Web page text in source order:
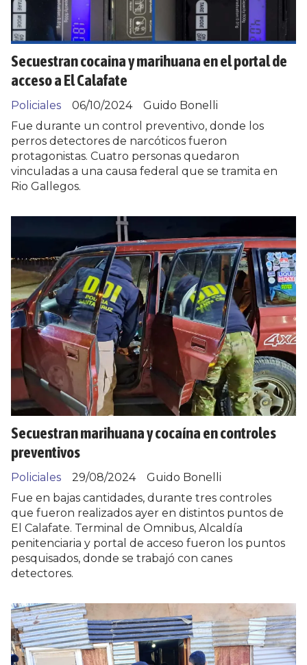
Secuestran cocaina y marihuana en el portal de
acceso a El Calafate
Guido Bonelli
Policiales
06/10/2024
Fue durante un control preventivo, donde los
perros detectores de narcóticos fueron
protagonistas. Cuatro personas quedaron
vinculadas a una causa federal que se tramita en
Rio Gallegos.
Secuestran marihuana y cocaína en controles
preventivos
Guido Bonelli
Policiales
29/08/2024
Fue en bajas cantidades, durante tres controles
que fueron realizados ayer en distintos puntos de
El Calafate. Terminal de Omnibus, Alcaldía
penitenciaria y portal de acceso fueron los puntos
pesquisados, donde se trabajó con canes
detectores.